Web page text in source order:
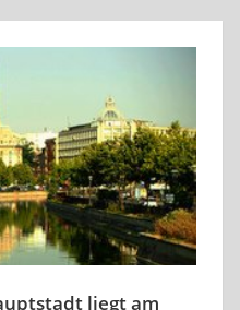
liegt am